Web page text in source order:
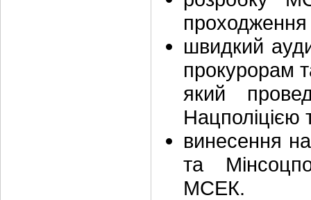
проходження
швидкий
прокурорам
який
Нацполіцією
винесення
та
МСЕК.